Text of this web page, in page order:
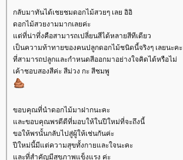
กลับมาทันได้เชยชมดอกไม้สวยๆ เลย อิอิ
ดอกไม้สวยงามมากเลยค่ะ
ต่ที่น่าทึ่งคือสามารถเปลี่ยนสีได้หลายสีทีเดียว
เป็นความท้าทายของคนปลูกดอกไม้ชนิดนี้จริงๆ เลยนะคะ
ที่สามารถปลูกและกำหนดสีออกมาอย่างใจคิดได้หรือไม่
เค้าชอบสองสีค่ะ สีม่วง กะ สีชมพู
ขอบคุณที่นำดอกไม้มาฝากนะคะ
ละขอบคุณพรดีดีที่มอบให้ในปีใหม่ที่จะถึงนี้
ขอให้พรนั้นกลับไปสู่ผู้ให้เช่นกันค่ะ
ปีใหม่นี้มีแต่ความสุขทั้งกายและใจนะคะ
ละที่สำคัญมีสุขภาพแข็งแรง ค่ะ